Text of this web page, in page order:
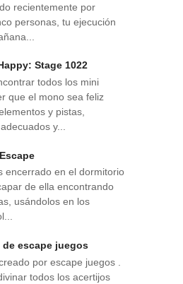
recientemente por
personas, tu ejecución
Stage 1022
todos los mini
que el mono sea feliz
y pistas,
y...
encerrado en el dormitorio
de ella encontrando
usándolos en los
escape juegos
por escape juegos .
todos los acertijos